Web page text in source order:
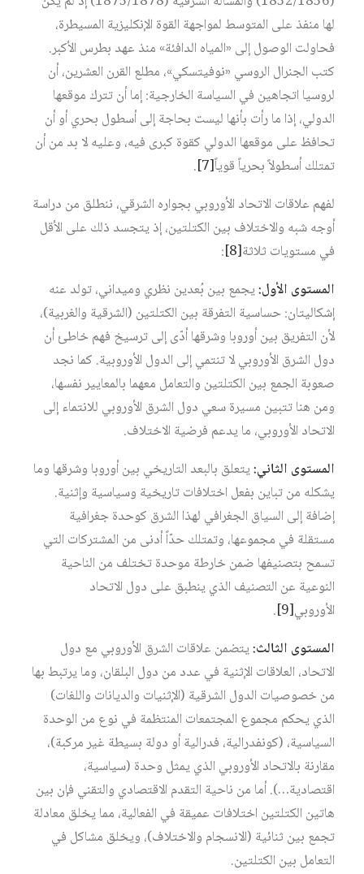
لها منفذ على المتوسط لمواجهة القوة الإنكليزية المسيطرة،
فحاولت الوصول إلى «المياه الدافئة» منذ عهد بطرس الأكبر.
كتب الجنرال الروسي «نوفيتسكي»، مطلع القرن العشرين، أن
لروسيا اتجاهين في السياسة الخارجية: إما أن تترك موقعها
الدولي، إذا ما رأت بأنها ليست بحاجة إلى أسطول بحري‏ أو أن
تحافظ على موقعها الدولي كقوة كبرى فيه، وعليه لا بد من أن
تمتلك أسطولاً بحرياً قوياً‏‏[7]
.
لفهم علاقات الاتحاد الأوروبي بجواره الشرقي، ننطلق من دراسة
أوجه شبه والاختلاف بين الكتلتين، إذ يتجسد ذلك على الأقل
في مستويات ثلاثة‏[8]
:
المستوى الأول:يجمع بين بُعدين نظري وميداني، تولد عنه
إشكاليتان: حساسية التفرقة بين الكتلتين (الشرقية والغربية)،
لأن التفريق بين أوروبا وشرقها أدّى إلى ترسيخ فهم خاطئ أن
دول الشرق الأوروبي لا تنتمي إلى الدول الأوروبية. كما نجد
صعوبة الجمع بين الكتلتين والتعامل معهما بالمعايير نفسها،
ومن هنا تتبين مسيرة سعي دول الشرق الأوروبي للانتماء إلى
الاتحاد الأوروبي، ما يدعم فرضية الاختلاف.
المستوى الثاني:يتعلق بالبعد التاريخي بين أوروبا وشرقها وما
يشكله من تباين بفعل اختلافات تاريخية وسياسية وإثنية.
إضافة إلى السياق الجغرافي لهذا الشرق كوحدة جغرافية
مستقلة في مجموعها، وتمتلك حدّاً أدنى من المشتركات التي
تسمح بتصنيفها ضمن خارطة موحدة تختلف من الناحية
النوعية عن التصنيف الذي ينطبق على دول الاتحاد
الأوروبي‏[9]
.
المستوى الثالث:يتضمن علاقات الشرق الأوروبي مع دول
الاتحاد، العلاقات الإثنية في عدد من دول البلقان، وما يرتبط بها
من خصوصيات الدول الشرقية (الإثنيات والديانات واللغات)
الذي يحكم مجموع المجتمعات المنتظمة في نوع من الوحدة
السياسية، (كونفدرالية، فدرالية أو دولة بسيطة غير مركبة)،
مقارنة بالاتحاد الأوروبي الذي يمثل وحدة (سياسية،
اقتصادية…). أما من ناحية التقدم الاقتصادي والتقني فإن بين
هاتين الكتلتين اختلافات عميقة في الفعالية، مما يخلق معادلة
تجمع بين ثنائية (الانسجام والاختلاف)، ويخلق مشاكل في
التعامل بين الكتلتين.